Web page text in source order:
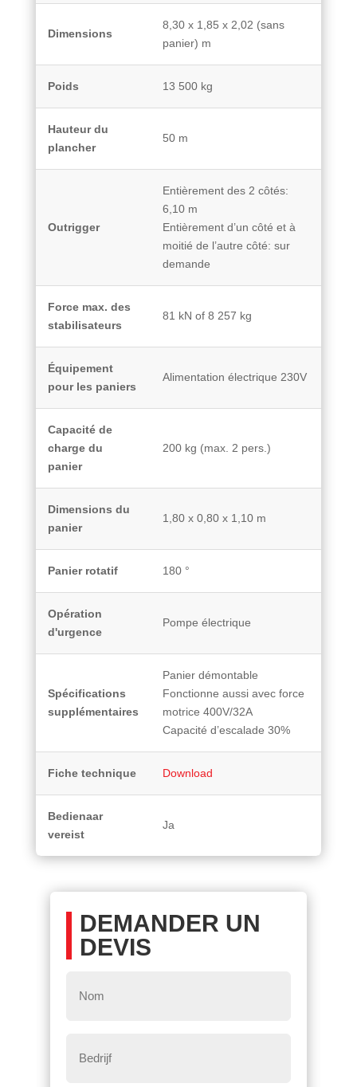
Dimensions
8,30 x 1,85 x 2,02 (sans
panier) m
Poids 13 500 kg
Hauteur du
plancher
50 m
Outrigger
Entièrement des 2 côtés:
6,10 m
Entièrement d’un côté et à
moitié de l’autre côté: sur
demande
Force max. des
stabilisateurs
81 kN of 8 257 kg
Équipement
pour les paniers
Alimentation électrique 230V
Capacité de
charge du
panier
200 kg (max. 2 pers.)
Dimensions du
panier
1,80 x 0,80 x 1,10 m
Panier rotatif 180 °
Opération
d'urgence
Pompe électrique
Spécifications
supplémentaires
Panier démontable
Fonctionne aussi avec force
motrice 400V/32A
Capacité d’escalade 30%
Fiche technique Download
Bedienaar
vereist
Ja
DEMANDER UN
DEVIS